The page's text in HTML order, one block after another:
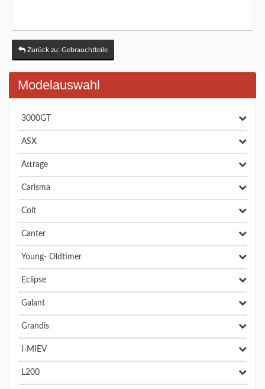
Zurück zu: Gebrauchtteile
Modelauswahl
3000GT
ASX
Attrage
Carisma
Colt
Canter
Young- Oldtimer
Eclipse
Galant
Grandis
I-MIEV
L200